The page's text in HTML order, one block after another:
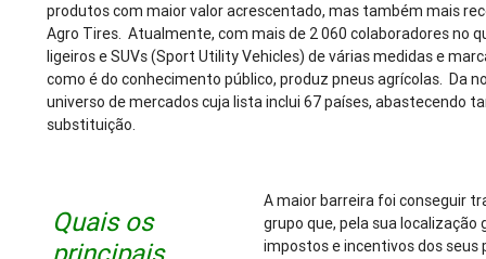
produtos com maior valor acrescentado, mas também mais
Agro Tires. Atualmente, com mais de 2 060 colaboradores no
ligeiros e SUVs (Sport Utility Vehicles) de várias medidas e
como é do conhecimento público, produz pneus agrícolas. Da
universo de mercados cuja lista inclui 67 países, abastecendo
substituição.
Quais os
A maior barreira foi conseguir
grupo que, pela sua
impostos e incentivos dos